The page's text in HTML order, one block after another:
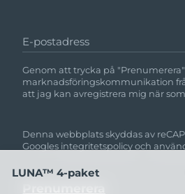
E-postadress
Genom att trycka på
marknadsföringskommunikation
att jag kan avregistrera mig när
Denna webbplats skyddas av
Googles integritetspolicyoch
LUNA™ 4-paket